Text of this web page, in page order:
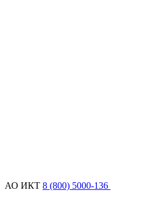
АО ИКТ 8 (800) 5000-136